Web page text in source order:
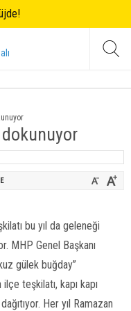
dokunuyor
bu yıl da geleneği
MHP Genel Başkanı
gülek buğday”
teşkilatı, kapı kapı
Her yıl Ramazan